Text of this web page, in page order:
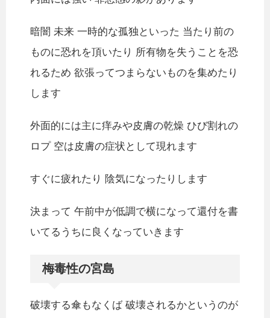
暗闇 未来 一時的な孤独といった 当たり前の
ものに恐れを頂いたり 所有物を失うことを恐
れるため 欲張ってつまらないものを集めたり
します
外面的には主に痒みや皮膚の乾燥 ひび割れの
ロプ 空は皮膚の症状として現れます
すぐに疲れたり 陰気になったりします
決まって 午前中が低調で横になって還付を書
いてるうちに良くなっていきます
梅毒性の宮島
破壊する傘もなくば 破壊されるかというのが